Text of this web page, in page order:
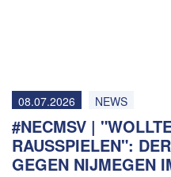
08.07.2026 NEWS
#NECMSV |
RAUSSPIELEN":
GEGEN NIJMEGEN